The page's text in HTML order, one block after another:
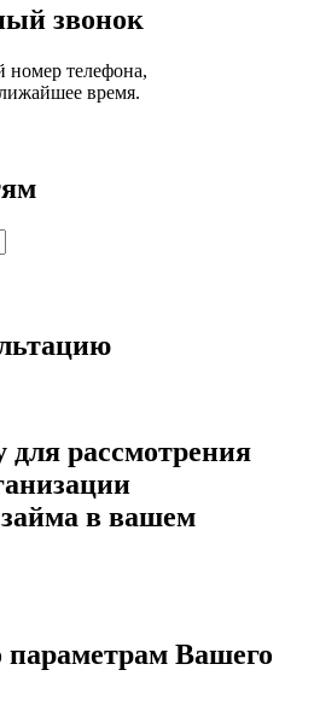
звонок
номер телефона,
время.
для рассмотрения
в вашем
параметрам Вашего